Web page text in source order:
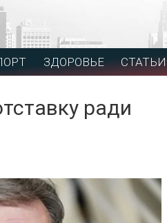
ЗДОРОВЬЕ СТАТЬИ
ради